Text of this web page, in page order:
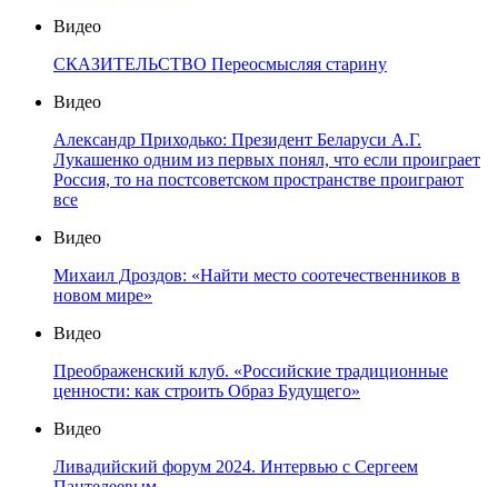
Видео
СКАЗИТЕЛЬСТВО Переосмысляя старину
Видео
Александр Приходько: Президент Беларуси А.Г.
Лукашенко одним из первых понял, что если проиграет
Россия, то на постсоветском пространстве проиграют
все
Видео
Михаил Дроздов: «Найти место соотечественников в
новом мире»
Видео
Преображенский клуб. «Российские традиционные
ценности: как строить Образ Будущего»
Видео
Ливадийский форум 2024. Интервью с Сергеем